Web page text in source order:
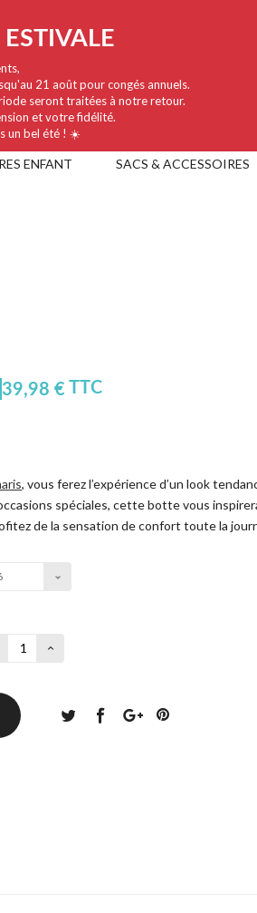
ENFANT SACS & ACCESSOIRES
21 août pour congés annuels.
seront traitées à notre retour.
et votre fidélité.
un bel été ! ☀️
39,98 € TTC
, vous ferez l’expérience d’un look
spéciales, cette botte vous
de la sensation de confort toute la